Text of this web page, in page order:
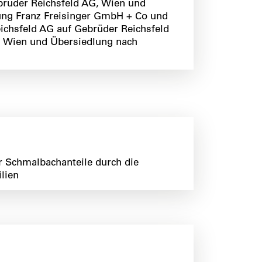
Reichsfeld AG, Wien und
Franz Freisinger GmbH + Co und
AG auf Gebrüder Reichsfeld
Wien und Übersiedlung nach
Schmalbachanteile durch die